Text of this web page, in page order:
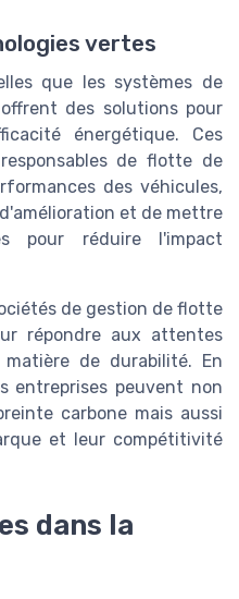
vertes
que les systèmes de
des solutions pour
énergétique. Ces
de flotte de
des véhicules,
et de mettre
pour réduire l'impact
de gestion de flotte
répondre aux attentes
de durabilité. En
entreprises peuvent non
carbone mais aussi
et leur compétitivité
dans la